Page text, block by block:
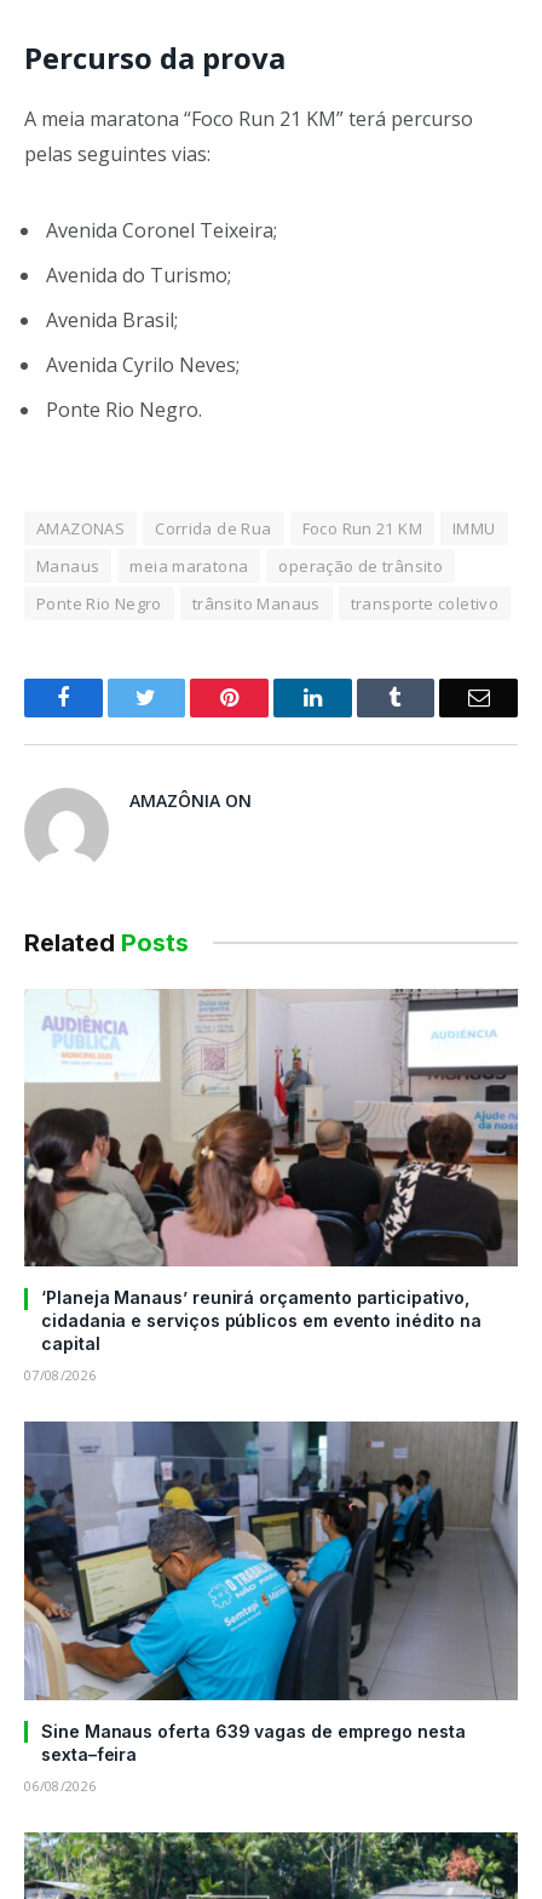
Percurso da prova
A meia maratona “Foco Run 21 KM” terá percurso
pelas seguintes vias:
Avenida Coronel Teixeira;
Avenida do Turismo;
Avenida Brasil;
Avenida Cyrilo Neves;
Ponte Rio Negro.
AMAZONAS Corrida de Rua Foco Run 21 KM
IMMU
Manaus
meia maratona
operação de trânsito
Ponte Rio Negro
trânsito Manaus transporte coletivo
o
Pinterest LinkedIn
E-
AMAZÔNIA ON
Related Posts
‘Planeja Manaus’ reunirá orçamento participativo,
cidadania e serviços públicos em evento inédito na
capital
07/08/2026
Sine Manaus oferta 639 vagas de emprego nesta
sexta–feira
06/08/2026